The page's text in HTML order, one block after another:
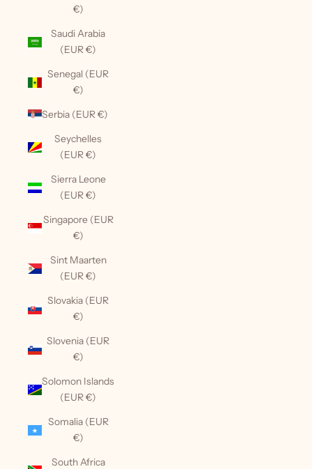
€)
Saudi Arabia
(EUR €)
Senegal (EUR
€)
Serbia (EUR €)
Seychelles
(EUR €)
Sierra Leone
(EUR €)
Singapore (EUR
€)
Sint Maarten
(EUR €)
Slovakia (EUR
€)
Slovenia (EUR
€)
Solomon Islands
(EUR €)
Somalia (EUR
€)
South Africa